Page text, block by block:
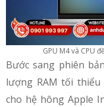
GPU M4 và CPU
Bước sang phiên
lượng RAM tối thiểu
cho hệ hông Apple